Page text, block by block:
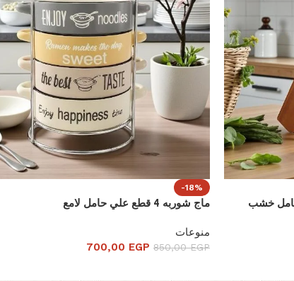
-18%
ماج شوربه 4 قطع علي حامل لامع
منوعات
850,00EGP
700,00 EGP